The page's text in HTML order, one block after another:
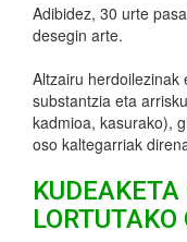
Adibidez, 30 urte
desegin arte.
Altzairu herdoilezinak
substantzia eta
kadmioa, kasurako),
oso kaltegarriak
LORTUTAKO